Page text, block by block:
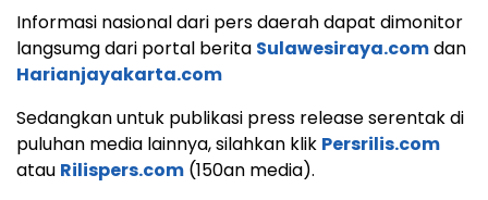
Informasi nasional dari pers daerah dapat dimonitor
langsumg dari portal berita Sulawesiraya.comdan
Harianjayakarta.com
Sedangkan untuk publikasi press release serentak di
puluhan media lainnya, silahkan klik Persrilis.com
atau Rilispers.com (150an media).